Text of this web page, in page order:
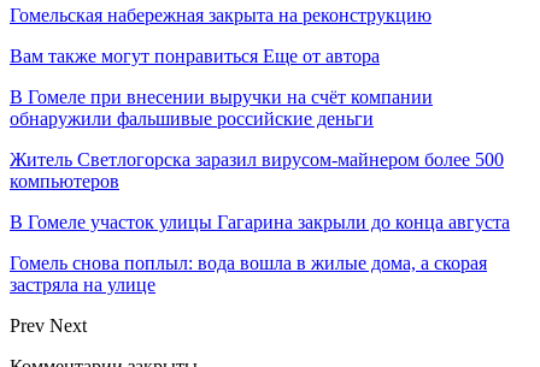
Гомельская набережная закрыта на реконструкцию
Вам также могут понравиться Еще от автора
В Гомеле при внесении выручки на счёт компании
обнаружили фальшивые российские деньги
Житель Светлогорска заразил вирусом-майнером более 500
компьютеров
В Гомеле участок улицы Гагарина закрыли до конца августа
Гомель снова поплыл: вода вошла в жилые дома, а скорая
застряла на улице
Prev Next